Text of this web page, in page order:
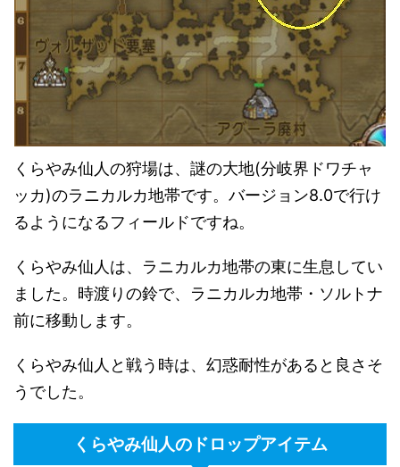
くらやみ仙人の狩場は、謎の大地(分岐界ドワチャ
ッカ)のラニカルカ地帯です。バージョン8.0で行け
るようになるフィールドですね。
くらやみ仙人は、ラニカルカ地帯の東に生息してい
ました。時渡りの鈴で、ラニカルカ地帯・ソルトナ
前に移動します。
くらやみ仙人と戦う時は、幻惑耐性があると良さそ
うでした。
くらやみ仙人のドロップアイテム